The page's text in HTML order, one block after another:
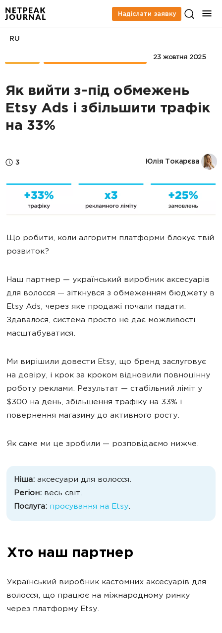
Надіслати заявку
23 жовтня 2025
RU
Як вийти з-під обмежень
Etsy Ads і збільшити трафік
на 33%
3 Юлія Токарєва
Що робити, коли алгоритм платформи блокує твій
розвиток?
Наш партнер — український виробник аксесуарів
для волосся — зіткнувся з обмеженням бюджету в
Etsy Ads, через яке продажі почали падати.
Здавалося, система просто не дає можливості
масштабуватися.
Ми вирішили довести Etsy, що бренд заслуговує
на довіру, і крок за кроком відновили повноцінну
роботу реклами. Результат — стабільний ліміт у
$300 на день, збільшення трафіку на 33% і
повернення магазину до активного росту.
Як саме ми це зробили — розповідаємо нижче.
Ніша: аксесуари для волосся.
Регіон: весь світ.
Послуга: просування на Etsy.
Хто наш партнер
Український виробник кастомних аксесуарів для
волосся, що працює на міжнародному ринку
через платформу Etsy.